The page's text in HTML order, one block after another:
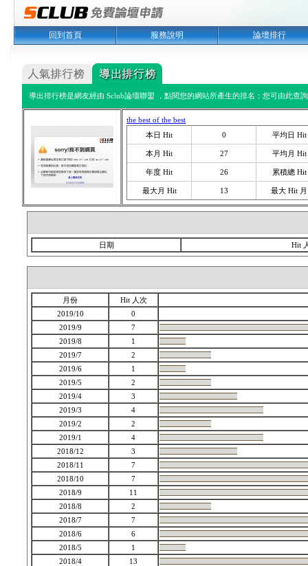
回到首頁 服務說明 論壇排行
導出排行榜是網友經由 Sclub論壇聯盟 ，點閱您的網站所產生的排名；您可由此查
the best of the best
本日 Hit
0 平均日 Hit
本月 Hit 27 平均月 Hit
年度 Hit 26 累積總 Hit
最大月 Hit 13 最大 Hit 月
日期 Hit
月份
Hit 人次
2019/10
0
2019/9
7
2019/8
1
2019/7
2
2019/6
1
2019/5
2
2019/4
3
2019/3
4
2019/2
2
2019/1
4
2018/12
3
2018/11
7
2018/10
7
2018/9
11
2018/8
2
2018/7
7
2018/6
6
2018/5
1
2018/4
13